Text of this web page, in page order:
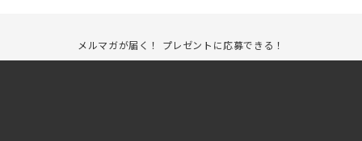
メルマガが届く！ プレゼントに応募できる！